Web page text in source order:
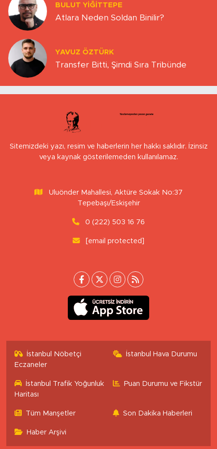
BULUT YİĞİTTEPE
Atlara Neden Soldan Binilir?
YAVUZ ÖZTÜRK
Transfer Bitti, Şimdi Sıra Tribünde
Sitemizdeki yazı, resim ve haberlerin her hakkı saklıdır. İzinsiz
veya kaynak gösterilemeden kullanılamaz.
Uluönder Mahallesi, Aktüre Sokak No:37
Tepebaşı/Eskişehir
0 (222) 503 16 76
[email protected]
İstanbul Nöbetçi
Eczaneler
İstanbul Hava Durumu
İstanbul Trafik Yoğunluk
Haritası
Puan Durumu ve Fikstür
Tüm Manşetler Son Dakika Haberleri
Haber Arşivi